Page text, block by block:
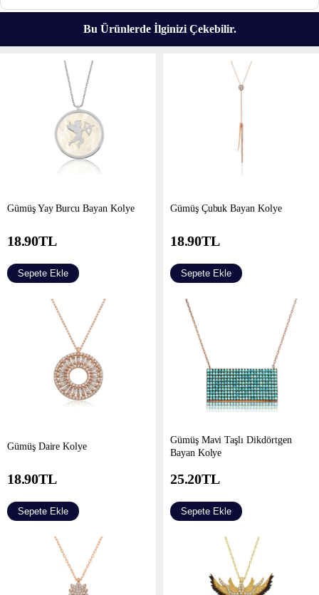
Bu Ürünlerde İlginizi Çekebilir.
Gümüş Yay Burcu Bayan Kolye
18.90TL
Sepete Ekle
Gümüş Çubuk Bayan Kolye
18.90TL
Sepete Ekle
Gümüş Daire Kolye
18.90TL
Sepete Ekle
Gümüş Mavi Taşlı Dikdörtgen
Bayan Kolye
25.20TL
Sepete Ekle